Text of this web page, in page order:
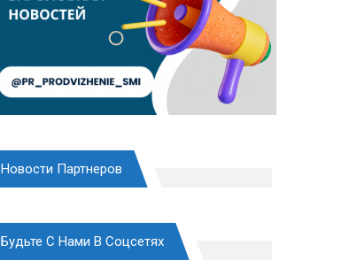
Новости Партнеров
Будьте С Нами В Соцсетях